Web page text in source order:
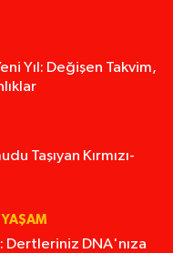
Yıl: Değişen Takvim,
Taşıyan Kırmızı-
Dertleriniz DNA'nıza